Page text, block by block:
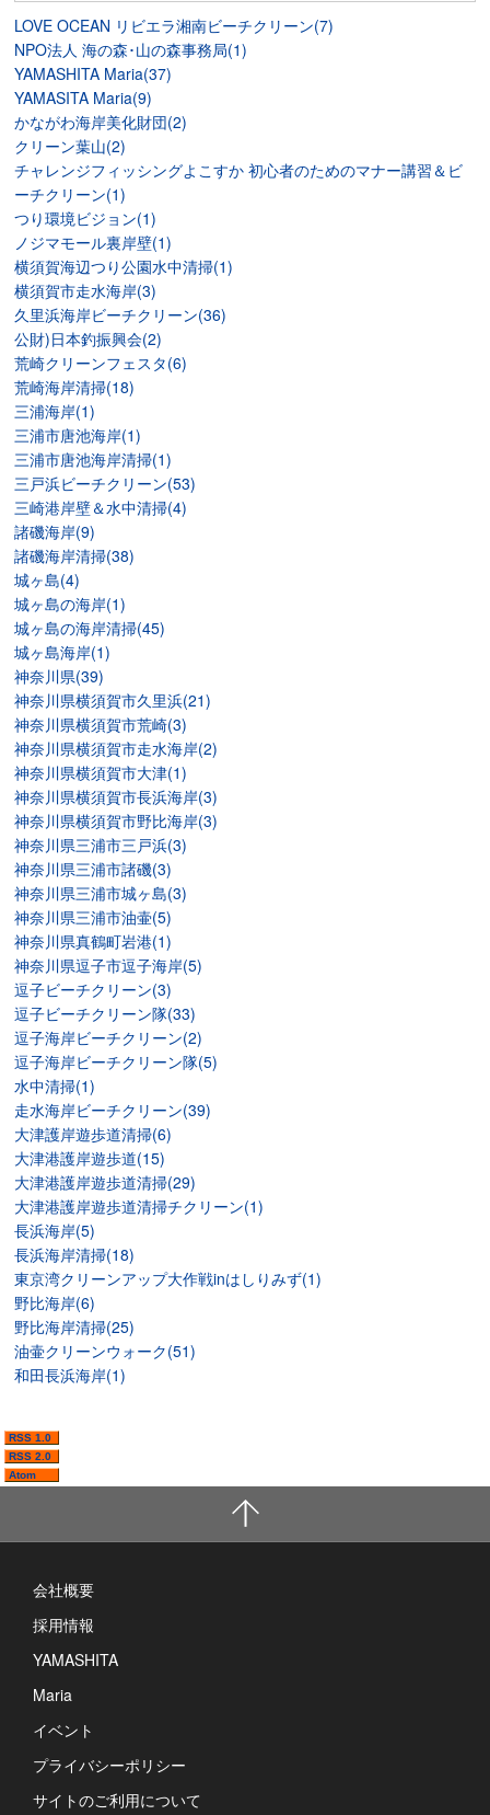
LOVE OCEAN リビエラ湘南ビーチクリーン(7)
NPO法人 海の森･山の森事務局(1)
YAMASHITA Maria(37)
YAMASITA Maria(9)
かながわ海岸美化財団(2)
クリーン葉山(2)
チャレンジフィッシングよこすか 初心者のためのマナー講習＆ビ
ーチクリーン(1)
つり環境ビジョン(1)
ノジマモール裏岸壁(1)
横須賀海辺つり公園水中清掃(1)
横須賀市走水海岸(3)
久里浜海岸ビーチクリーン(36)
公財)日本釣振興会(2)
荒崎クリーンフェスタ(6)
荒崎海岸清掃(18)
三浦海岸(1)
三浦市唐池海岸(1)
三浦市唐池海岸清掃(1)
三戸浜ビーチクリーン(53)
三崎港岸壁＆水中清掃(4)
諸磯海岸(9)
諸磯海岸清掃(38)
城ヶ島(4)
城ヶ島の海岸(1)
城ヶ島の海岸清掃(45)
城ヶ島海岸(1)
神奈川県(39)
神奈川県横須賀市久里浜(21)
神奈川県横須賀市荒崎(3)
神奈川県横須賀市走水海岸(2)
神奈川県横須賀市大津(1)
神奈川県横須賀市長浜海岸(3)
神奈川県横須賀市野比海岸(3)
神奈川県三浦市三戸浜(3)
神奈川県三浦市諸磯(3)
神奈川県三浦市城ヶ島(3)
神奈川県三浦市油壷(5)
神奈川県真鶴町岩港(1)
神奈川県逗子市逗子海岸(5)
逗子ビーチクリーン(3)
逗子ビーチクリーン隊(33)
逗子海岸ビーチクリーン(2)
逗子海岸ビーチクリーン隊(5)
水中清掃(1)
走水海岸ビーチクリーン(39)
大津護岸遊歩道清掃(6)
大津港護岸遊歩道(15)
大津港護岸遊歩道清掃(29)
大津港護岸遊歩道清掃チクリーン(1)
長浜海岸(5)
長浜海岸清掃(18)
東京湾クリーンアップ大作戦inはしりみず(1)
野比海岸(6)
野比海岸清掃(25)
油壷クリーンウォーク(51)
和田長浜海岸(1)
RSS 1.0
RSS 2.0
Atom
会社概要
採用情報
YAMASHITA
Maria
イベント
プライバシーポリシー
サイトのご利用について